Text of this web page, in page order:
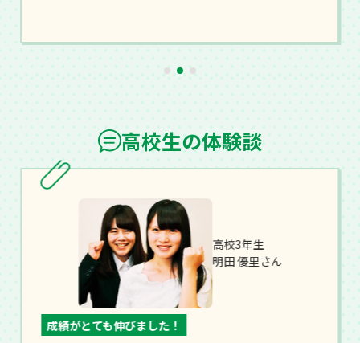
高校生の体験談
高校3年生
明田 優里さん
成績がとても伸びました！